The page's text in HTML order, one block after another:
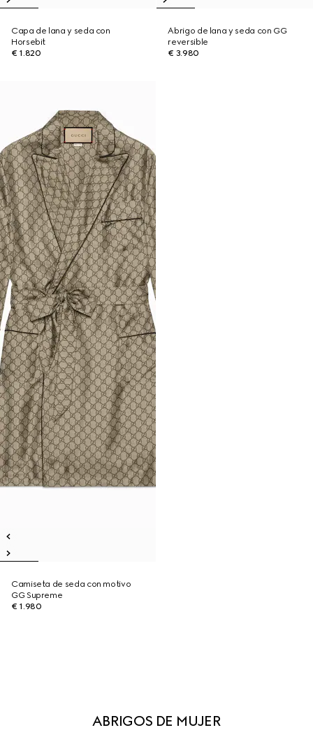
Capa de lana y seda con
Horsebit
€ 1.820
Abrigo de lana y seda con GG
reversible
€ 3.980
Camiseta de seda con motivo
GG Supreme
€ 1.980
ABRIGOS DE MUJER